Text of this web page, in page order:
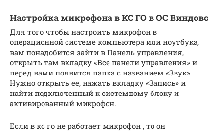
Настройка микрофона в КС ГО в ОС Виндовс
Для того чтобы настроить микрофон в
операционной системе компьютера или ноутбука,
вам понадобится зайти в Панель управления,
открыть там вкладку «Все панели управления» и
перед вами появится папка с названием «Звук».
Нужно открыть ее, нажать вкладку «Запись» и
найти подключенный к системному блоку и
активированный микрофон.
Если в кс го не работает микрофон , то он